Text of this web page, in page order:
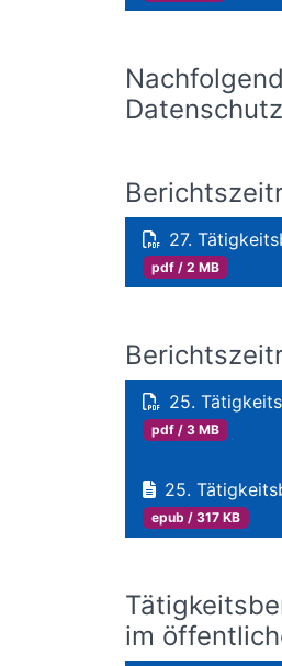
27.
pdf / 2 MB
25.
pdf / 3 MB
25.
epub / 317 KB
im